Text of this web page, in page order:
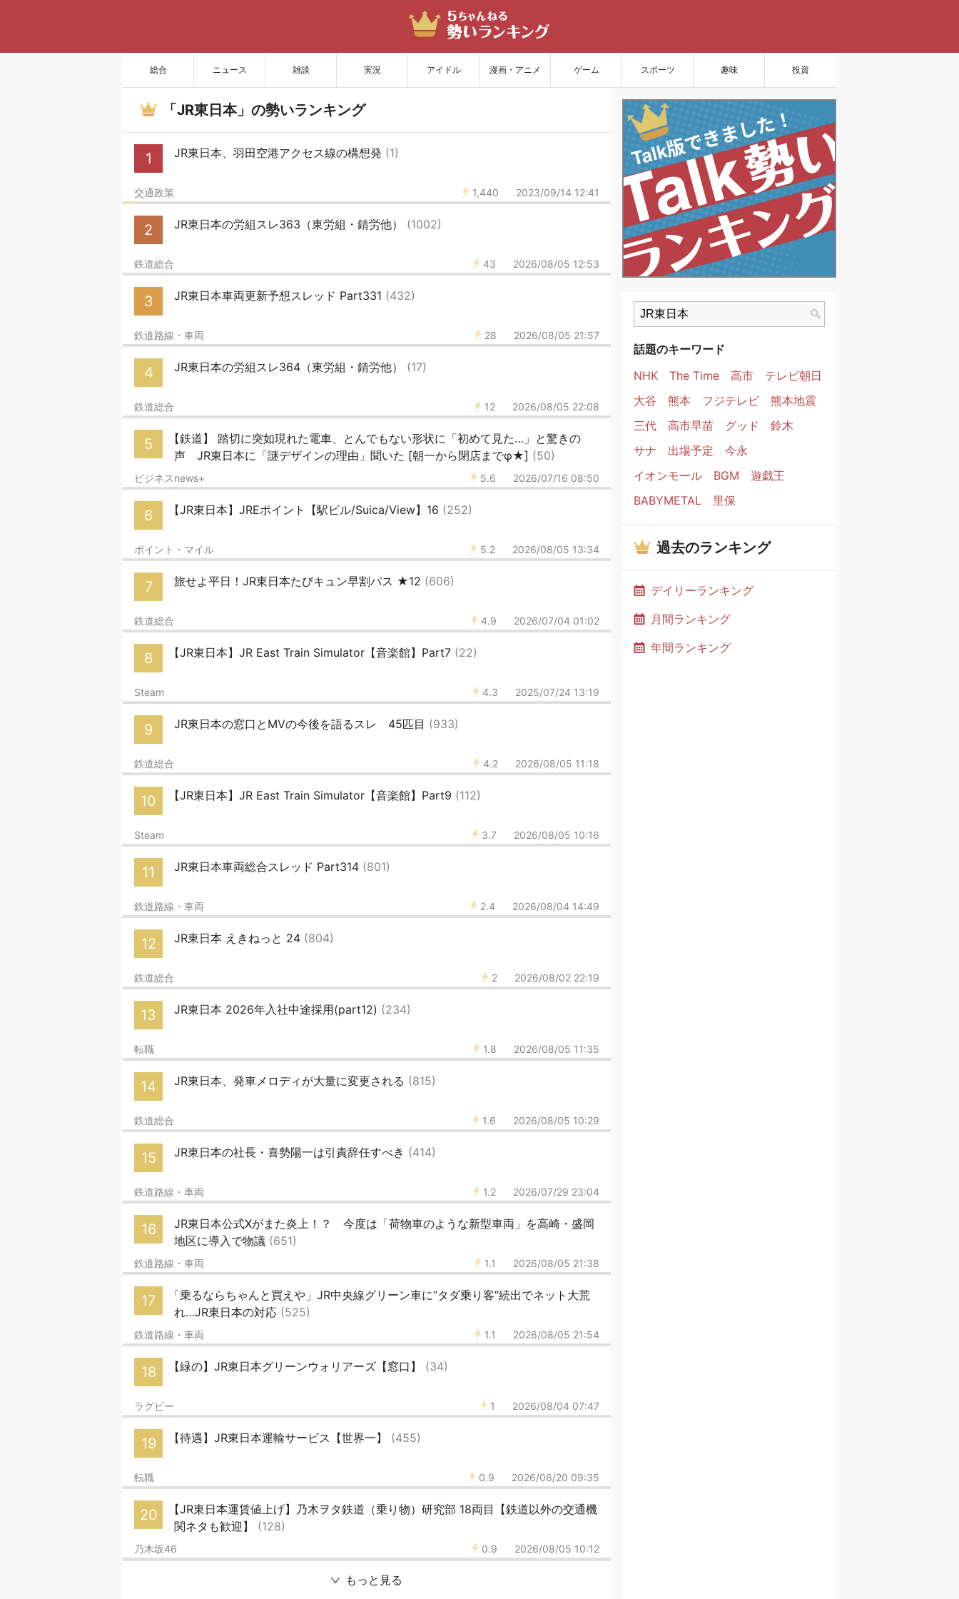
総合 ニュース 雑談 実況 アイドル 漫画・アニメ ゲーム スポーツ 趣味 投資
「JR東日本」の勢いランキング
1 JR東日本、羽田空港アクセス線の構想発 (1)
1,440 2023/09/14 12:41
交通政策
2 JR東日本の労組スレ363（東労組・錆労他） (1002)
43 2026/08/05 12:53
鉄道総合
3 JR東日本車両更新予想スレッド Part331 (432)
28 2026/08/05 21:57
鉄道路線・車両
4 JR東日本の労組スレ364（東労組・錆労他） (17)
12 2026/08/05 22:08
鉄道総合
5
【鉄道】 踏切に突如現れた電車、とんでもない形状に「初めて見た…」と驚きの
声 JR東日本に「謎デザインの理由」聞いた [朝一から閉店までφ★] (50)
5.6 2026/07/16 08:50
ビジネスnews+
6 【JR東日本】JREポイント【駅ビル/Suica/View】16 (252)
5.2 2026/08/05 13:34
ポイント・マイル
7 旅せよ平日！JR東日本たびキュン早割パス ★12 (606)
4.9 2026/07/04 01:02
鉄道総合
8 【JR東日本】JR East Train Simulator【音楽館】Part7 (22)
4.3 2025/07/24 13:19
Steam
9 JR東日本の窓口とMVの今後を語るスレ 45匹目 (933)
4.2 2026/08/05 11:18
鉄道総合
10 【JR東日本】JR East Train Simulator【音楽館】Part9 (112)
3.7 2026/08/05 10:16
Steam
11 JR東日本車両総合スレッド Part314 (801)
2.4 2026/08/04 14:49
鉄道路線・車両
12 JR東日本 えきねっと 24 (804)
2 2026/08/02 22:19
鉄道総合
13 JR東日本 2026年入社中途採用(part12) (234)
1.8 2026/08/05 11:35
転職
14 JR東日本、発車メロディが大量に変更される (815)
1.6 2026/08/05 10:29
鉄道総合
15 JR東日本の社長・喜勢陽一は引責辞任すべき (414)
1.2 2026/07/29 23:04
鉄道路線・車両
16
JR東日本公式Xがまた炎上！？ 今度は「荷物車のような新型車両」を高崎・盛岡
地区に導入で物議 (651)
1.1 2026/08/05 21:38
鉄道路線・車両
17
「乗るならちゃんと買えや」JR中央線グリーン車に“タダ乗り客”続出でネット大荒
れ…JR東日本の対応 (525)
1.1 2026/08/05 21:54
鉄道路線・車両
18 【緑の】JR東日本グリーンウォリアーズ【窓口】 (34)
1 2026/08/04 07:47
ラグビー
19 【待遇】JR東日本運輸サービス【世界一】 (455)
0.9 2026/06/20 09:35
転職
20
【JR東日本運賃値上げ】乃木ヲタ鉄道（乗り物）研究部 18両目【鉄道以外の交通機
関ネタも歓迎】 (128)
0.9 2026/08/05 10:12
乃木坂46
もっと見る
話題のキーワード
NHK
The Time 高市
テレビ朝日
大谷
熊本 フジテレビ
熊本地震
三代
高市早苗 グッド
鈴木
サナ
出場予定
今永
イオンモール
BGM
遊戯王
BABYMETAL
里保
過去のランキング
デイリーランキング
月間ランキング
年間ランキング